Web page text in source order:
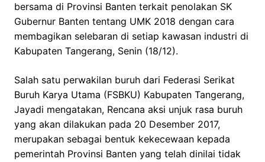
bersama di Provinsi Banten terkait penolakan SK
Gubernur Banten tentang UMK 2018 dengan cara
membagikan selebaran di setiap kawasan industri di
Kabupaten Tangerang, Senin (18/12).
Salah satu perwakilan buruh dari Federasi Serikat
Buruh Karya Utama (FSBKU) Kabupaten Tangerang,
Jayadi mengatakan, Rencana aksi unjuk rasa buruh
yang akan dilakukan pada 20 Desember 2017,
merupakan sebagai bentuk kekecewaan kepada
pemerintah Provinsi Banten yang telah dinilai tidak